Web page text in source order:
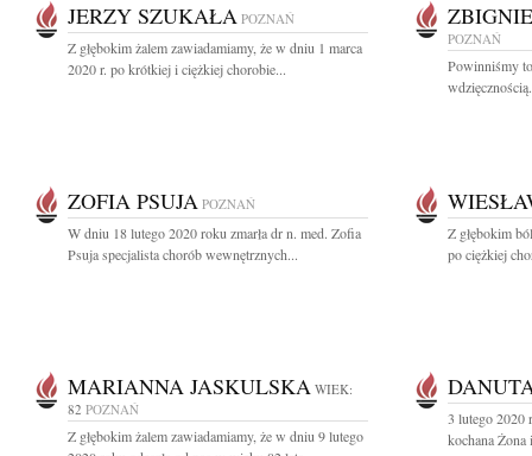
JERZY SZUKAŁA POZNAŃ
Z głębokim żalem zawiadamiamy, że w dniu 1 marca
2020 r. po krótkiej i ciężkiej chorobie...
POZNAŃ
Powinniśmy
ZOFIA PSUJA POZNAŃ
W dniu 18 lutego 2020 roku zmarła dr n. med. Zofia
Psuja specjalista chorób wewnętrznych...
Z głębokim
po ciężkiej
MARIANNA JASKULSKA WIEK:
82 POZNAŃ
Z głębokim żalem zawiadamiamy, że w dniu 9 lutego
3 lutego 2020
kochana Żona